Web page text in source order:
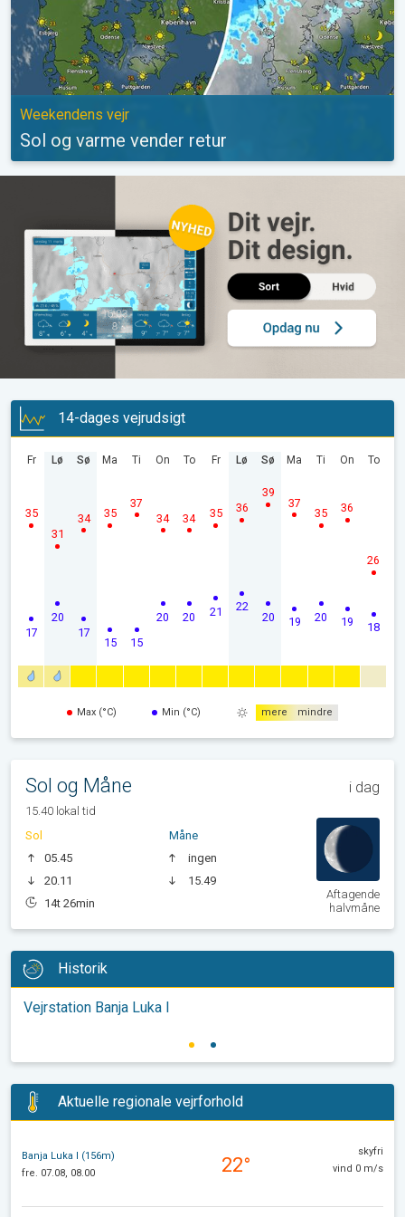
Weekendens vejr
Sol og varme vender retur
14-dages vejrudsigt
Fr
17
35
Lø
20
31
Sø
17
34
Ma
15
35
Ti
15
37
On
20
34
To
20
34
Fr
21
35
Lø
22
36
Sø
20
39
Ma
19
37
Ti
20
35
On
19
36
To
18
26
Max (°C) Min (°C) mere mindre
Sol og Måne i dag
15.40 lokal tid
Sol
05.45
20.11
14t 26min
Måne
ingen
15.49
Aftagende
halvmåne
Historik
Vejrstation Banja Luka I
Aktuelle regionale vejrforhold
Banja Luka I (156m)
fre. 07.08, 08.00
22°
skyfri
vind 0 m/s